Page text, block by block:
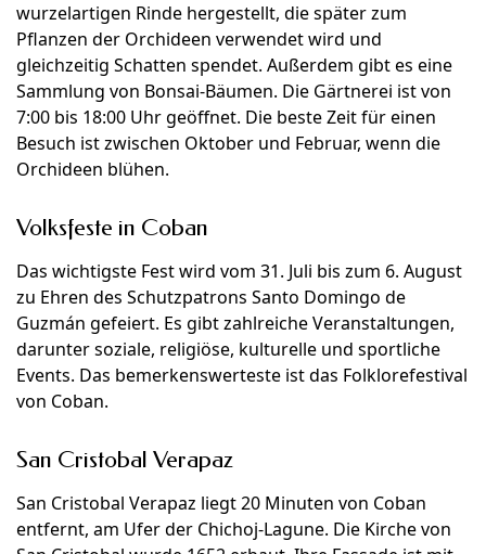
wurzelartigen Rinde hergestellt, die später zum
Pflanzen der Orchideen verwendet wird und
gleichzeitig Schatten spendet. Außerdem gibt es eine
Sammlung von Bonsai-Bäumen. Die Gärtnerei ist von
7:00 bis 18:00 Uhr geöffnet. Die beste Zeit für einen
Besuch ist zwischen Oktober und Februar, wenn die
Orchideen blühen.
Volksfeste in Coban
Das wichtigste Fest wird vom 31. Juli bis zum 6. August
zu Ehren des Schutzpatrons Santo Domingo de
Guzmán gefeiert. Es gibt zahlreiche Veranstaltungen,
darunter soziale, religiöse, kulturelle und sportliche
Events. Das bemerkenswerteste ist das Folklorefestival
von Coban.
San Cristobal Verapaz
San Cristobal Verapaz liegt 20 Minuten von Coban
entfernt, am Ufer der Chichoj-Lagune. Die Kirche von